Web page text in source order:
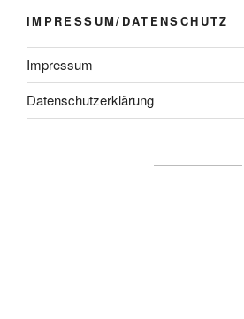
IMPRESSUM/DATENSCHUTZ
Impressum
Datenschutzerklärung